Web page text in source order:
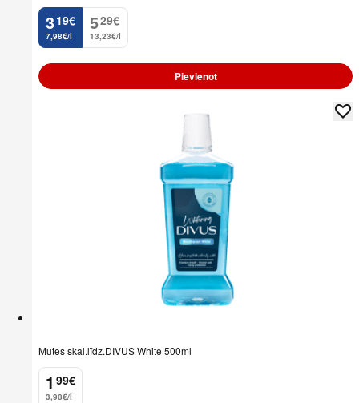
3
. 19€
7,98€/l
5
. 29€
13,23€/l
Pievienot
Mutes skal.līdz.DIVUS White 500ml
1
. 99€
3,98€/l